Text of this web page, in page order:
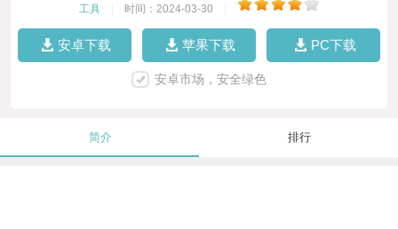
工具 时间：2024-03-30
安卓下载 苹果下载 PC下载
安卓市场，安全绿色
简介 排行